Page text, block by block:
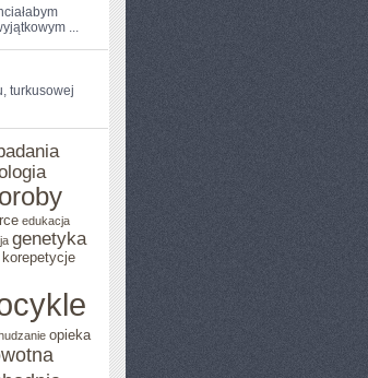
...
turkusowej⁣
edukacja
genetyka
korepetycje
opieka